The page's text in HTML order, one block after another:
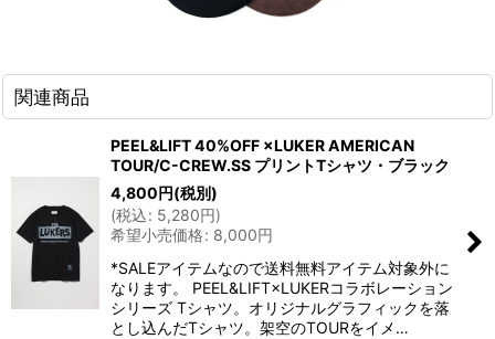
関連商品
PEEL&LIFT 40%OFF ×LUKER AMERICAN
TOUR/C-CREW.SS プリントTシャツ・ブラック
4,800円(税別)
(税込: 5,280円)
希望小売価格: 8,000円
*SALEアイテムなので送料無料アイテム対象外に
なります。 PEEL&LIFT×LUKERコラボレーション
シリーズ Tシャツ。オリジナルグラフィックを落
とし込んだTシャツ。架空のTOURをイメ…